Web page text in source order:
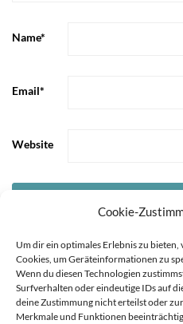
Cookie-
Um dir ein optimales Erlebnis zu
Cookies, um Geräteinformationen zu
Wenn du diesen Technologien
Surfverhalten oder eindeutige IDs auf
deine Zustimmung nicht erteilst oder
Merkmale und Funktionen
Name*
Email*
Website